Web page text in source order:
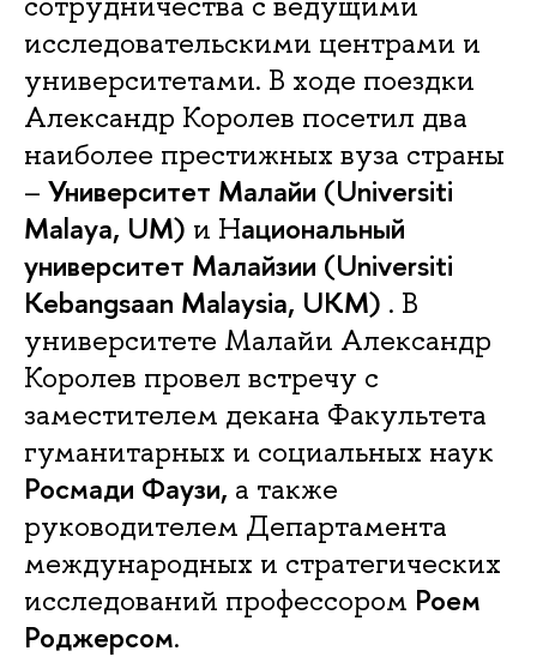
исследовательскими центрами и
университетами. В ходе поездки
Александр Королев посетил два
наиболее престижных вуза страны
– Университет Малайи (Universiti
Malaya, UM) и Национальный
университет Малайзии (Universiti
Kebangsaan Malaysia, UKM) . В
университете Малайи Александр
Королев провел встречу с
заместителем декана Факультета
гуманитарных и социальных наук
Росмади Фаузи, а также
руководителем Департамента
международных и стратегических
исследований профессором Роем
Роджерсом.